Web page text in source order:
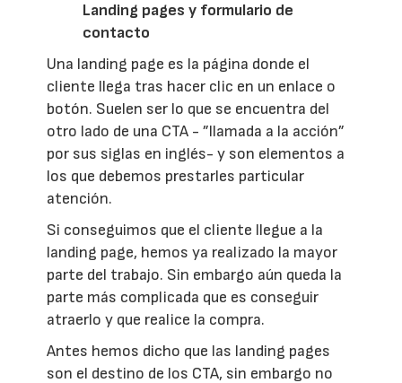
Landing pages y formulario de
contacto
Una landing page es la página donde el
cliente llega tras hacer clic en un enlace o
botón. Suelen ser lo que se encuentra del
otro lado de una CTA - ”llamada a la acción”
por sus siglas en inglés- y son elementos a
los que debemos prestarles particular
atención.
Si conseguimos que el cliente llegue a la
landing page, hemos ya realizado la mayor
parte del trabajo. Sin embargo aún queda la
parte más complicada que es conseguir
atraerlo y que realice la compra.
Antes hemos dicho que las landing pages
son el destino de los CTA, sin embargo no